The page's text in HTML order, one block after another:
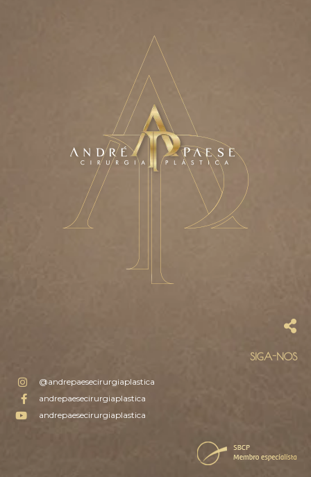
SIGA-NOS
@andrepaesecirurgiaplastica
andrepaesecirurgiaplastica
andrepaesecirurgiaplastica